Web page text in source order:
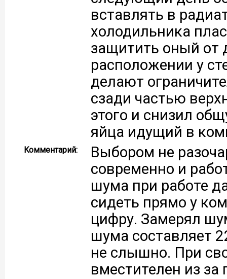
вставлять в
холодильника
защитить оный от
расположении у
делают
сзади частью
этого и снизил
яйца идущий в
Комментарий:
Выбором не
современно и
шума при работе
сидеть прямо у
цифру. Замерял
шума составляет
не слышно. При
вместителен из